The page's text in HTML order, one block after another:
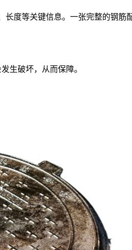
度等关键信息。一张完整的钢筋
生破坏，从而保障。